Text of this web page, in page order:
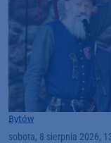
Bytów
sobota, 8 sierpnia 2026,